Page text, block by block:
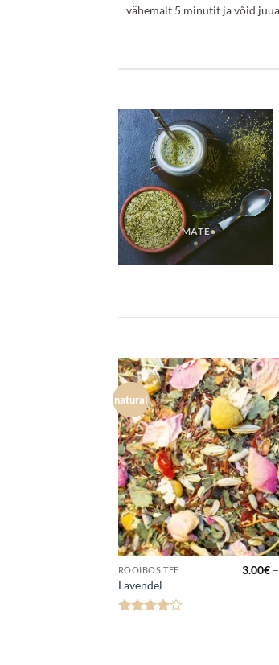
vähemalt 5 minutit ja võid
MATE
natural
ROOIBOS TEE
Lavendel
3.00€ –
Hinnavahemik:
3.00€
kuni
60.00€